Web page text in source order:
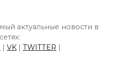
актуальные новости в
| VK | TWITTER |